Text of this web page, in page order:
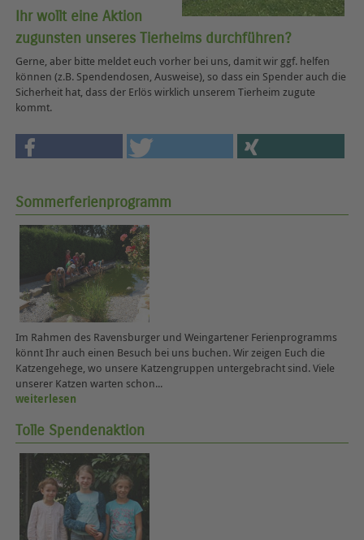
Ihr wollt eine Aktion
zugunsten unseres Tierheims durchführen?
Gerne, aber bitte meldet euch vorher bei uns, damit wir ggf. helfen
können (z.B. Spendendosen, Ausweise), so dass ein Spender auch die
Sicherheit hat, dass der Erlös wirklich unserem Tierheim zugute
kommt.
Sommerferienprogramm
Im Rahmen des Ravensburger und Weingartener Ferienprogramms
könnt Ihr auch einen Besuch bei uns buchen. Wir zeigen Euch die
Katzengehege, wo unsere Katzengruppen untergebracht sind. Viele
unserer Katzen warten schon...
weiterlesen
Tolle Spendenaktion